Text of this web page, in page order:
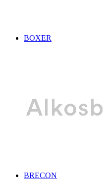
BOXER
BRECON